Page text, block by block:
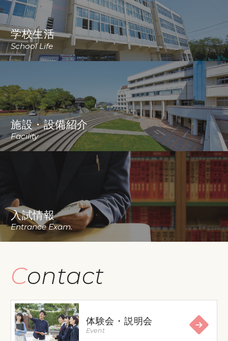
学校生活
School Life
施設・設備紹介
Facility
入試情報
Entrance Exam.
Contact
体験会・説明会
Event